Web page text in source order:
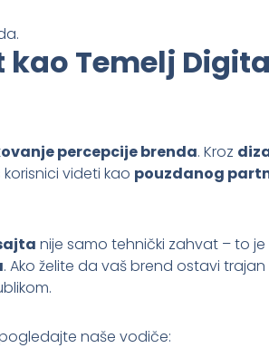
kao Temelj
percepcije brenda. Kroz
videti kao pouzdanog
nije samo tehnički zahvat – to je
. Ako želite da vaš brend ostavi
naše vodiče: